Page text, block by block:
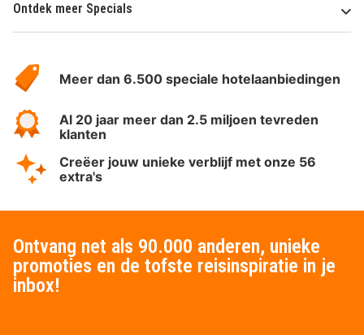
Ontdek meer Specials
HotelSpecials
Meer dan 6.500 speciale hotelaanbiedingen
Al 20 jaar meer dan 2.5 miljoen tevreden
klanten
Creëer jouw unieke verblijf met onze 56
extra's
Ontvang net als 90.000 anderen, unieke
promoties en de tofste reisinspiratie in je
inbox!